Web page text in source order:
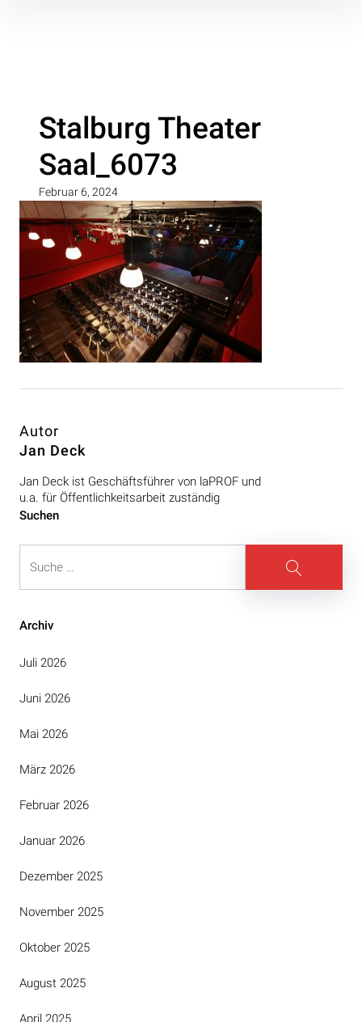
Stalburg Theater
Saal_6073
Februar 6, 2024
Autor
Jan Deck
Jan Deck ist Geschäftsführer von laPROF und
u.a. für Öffentlichkeitsarbeit zuständig
Beitragsnavigation
Suchen
Suche
Archiv
Juli 2026
Juni 2026
Mai 2026
März 2026
Februar 2026
Januar 2026
Dezember 2025
November 2025
Oktober 2025
August 2025
April 2025